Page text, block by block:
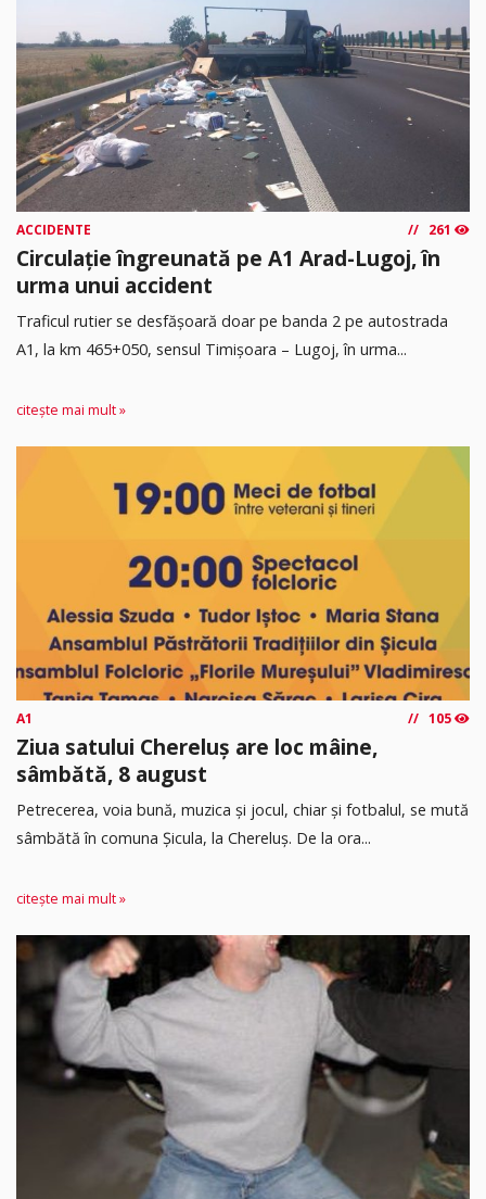
ACCIDENTE 261
Circulație îngreunată pe A1 Arad-Lugoj, în
urma unui accident
Traficul rutier se desfășoară doar pe banda 2 pe autostrada
A1, la km 465+050, sensul Timişoara – Lugoj, în urma...
citește mai mult »
A1 105
Ziua satului Chereluș are loc mâine,
sâmbătă, 8 august
Petrecerea, voia bună, muzica și jocul, chiar și fotbalul, se mută
sâmbătă în comuna Șicula, la Chereluș. De la ora...
citește mai mult »